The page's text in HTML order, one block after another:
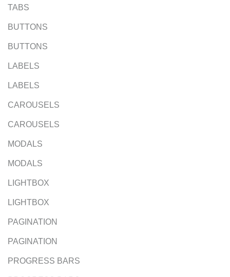
TABS
BUTTONS
BUTTONS
LABELS
LABELS
CAROUSELS
CAROUSELS
MODALS
MODALS
LIGHTBOX
LIGHTBOX
PAGINATION
PAGINATION
PROGRESS BARS